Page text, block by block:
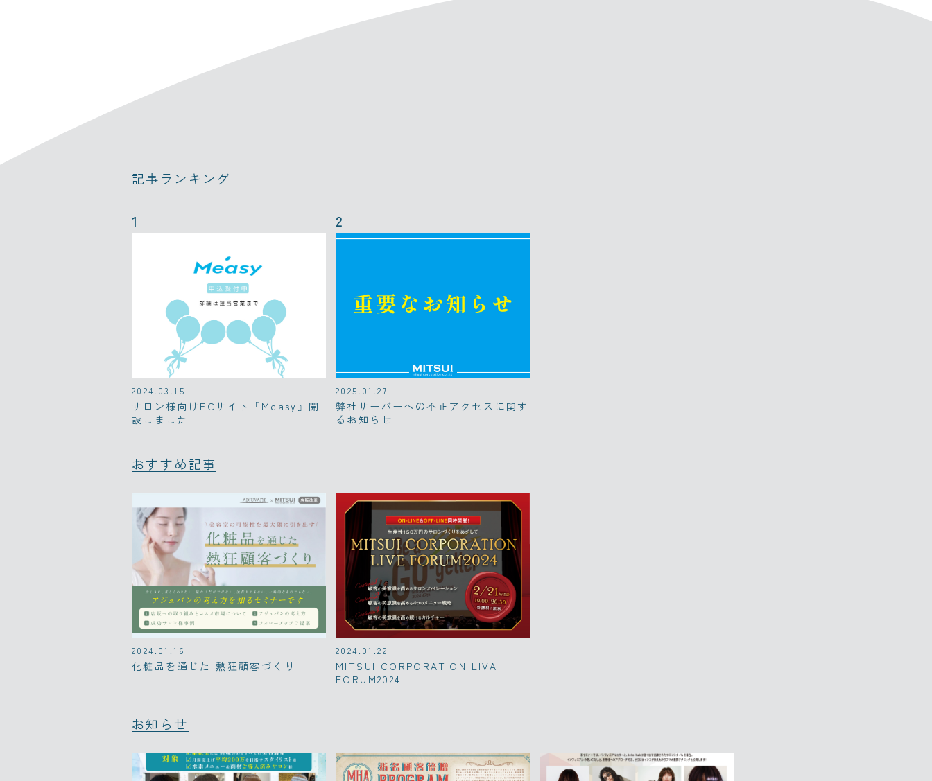
記事ランキング
2024.03.15
サロン様向けECサイト『Measy』開
設しました
2025.01.27
弊社サーバーへの不正アクセスに関す
るお知らせ
おすすめ記事
2024.01.16
化粧品を通じた 熱狂顧客づくり
2024.01.22
MITSUI CORPORATION LIVA
FORUM2024
お知らせ